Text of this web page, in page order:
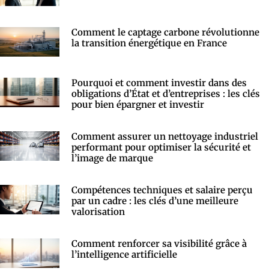
Comment le captage carbone révolutionne
la transition énergétique en France
Pourquoi et comment investir dans des
obligations d’État et d’entreprises : les clés
pour bien épargner et investir
Comment assurer un nettoyage industriel
performant pour optimiser la sécurité et
l’image de marque
Compétences techniques et salaire perçu
par un cadre : les clés d’une meilleure
valorisation
Comment renforcer sa visibilité grâce à
l’intelligence artificielle